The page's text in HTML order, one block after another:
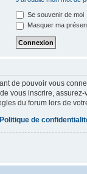
Se souvenir de moi
Masquer ma
de pouvoir vous
vous inscrire,
du forum lors de
Politique de